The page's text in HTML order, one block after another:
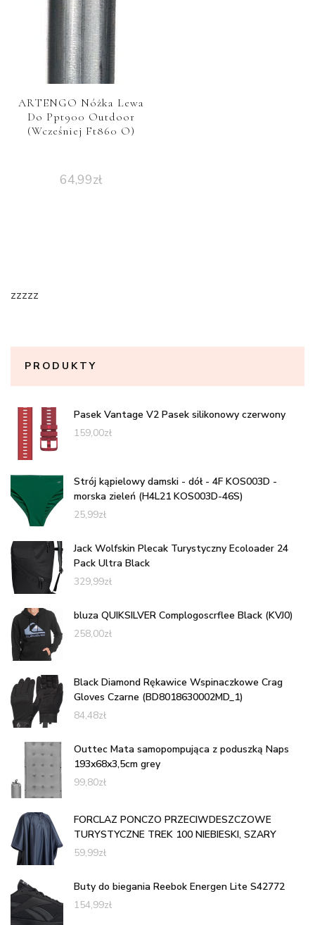
ARTENGO Nóżka Lewa
Do Ppt900 Outdoor
(Wcześniej Ft860 O)
64,99zł
zzzzz
PRODUKTY
Pasek Vantage V2 Pasek silikonowy czerwony
159,00zł
Strój kąpielowy damski - dół - 4F KOS003D -
morska zieleń (H4L21 KOS003D-46S)
25,99zł
Jack Wolfskin Plecak Turystyczny Ecoloader 24
Pack Ultra Black
329,99zł
bluza QUIKSILVER Complogoscrflee Black (KVJ0)
258,00zł
Black Diamond Rękawice Wspinaczkowe Crag
Gloves Czarne (BD8018630002MD_1)
84,48zł
Outtec Mata samopompująca z poduszką Naps
193x68x3,5cm grey
99,80zł
FORCLAZ PONCZO PRZECIWDESZCZOWE
TURYSTYCZNE TREK 100 NIEBIESKI, SZARY
59,99zł
Buty do biegania Reebok Energen Lite S42772
154,99zł